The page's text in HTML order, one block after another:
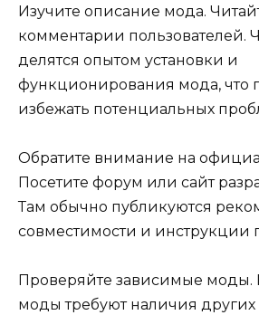
Изучите описание мода.
комментарии пользователей.
делятся опытом установки и
функционирования мода, что
избежать потенциальных
Обратите внимание на
Посетите форум или сайт
Там обычно публикуются
совместимости и инструкции
Проверяйте зависимые моды.
моды требуют наличия